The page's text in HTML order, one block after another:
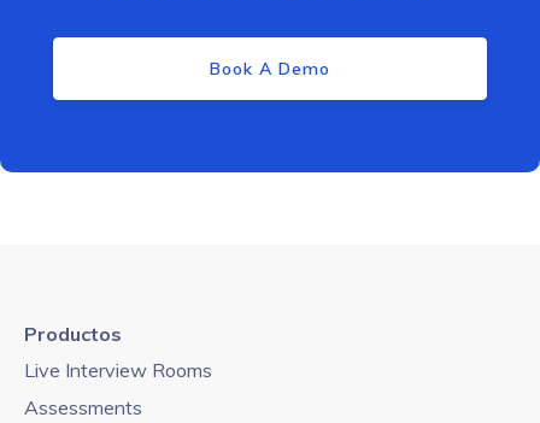
Book A Demo
Productos
Live Interview Rooms
Assessments